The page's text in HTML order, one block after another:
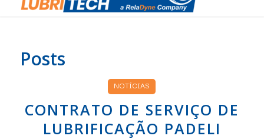
Posts
NOTÍCIAS
CONTRATO DE SERVIÇO DE
LUBRIFICAÇÃO PADELI